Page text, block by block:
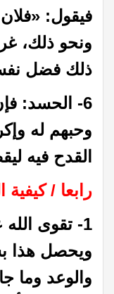
فيقول:
ونحو ذلك،
ذلك فضل
6- الحسد:
وحبهم له
القدح فيه
رابعا /
1- تقوى
ويحصل هذا
والوعد وما